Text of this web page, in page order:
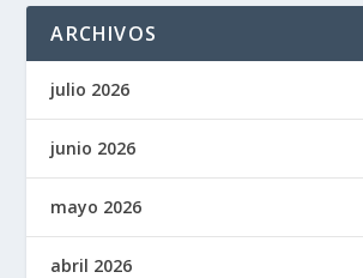
ARCHIVOS
julio 2026
junio 2026
mayo 2026
abril 2026